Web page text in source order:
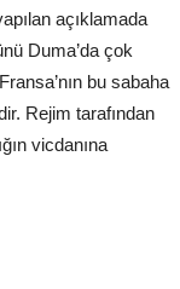
açıklamada
Duma’da çok
bu sabaha
Rejim tarafından
vicdanına